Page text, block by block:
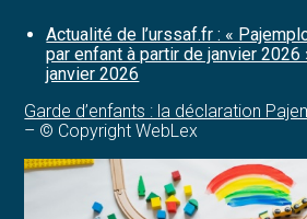
Actualité de l’urssaf.fr : «
par enfant à partir de janvier 2026
janvier 2026
Garde d’enfants : la déclaration
– © Copyright WebLex